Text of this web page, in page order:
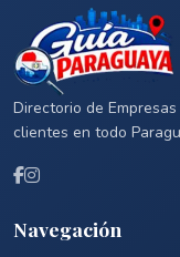
Directorio de
clientes en todo
Navegación